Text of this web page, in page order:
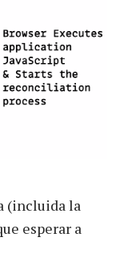
(incluida la
esperar a